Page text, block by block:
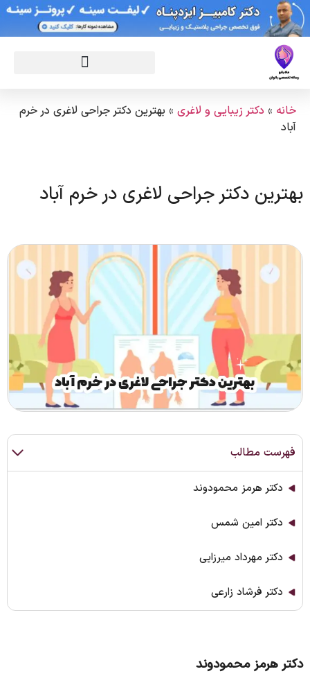
خانه » دکتر زیبایی و لاغری » بهترین دکتر جراحی لاغری در خرم
آباد
بهترین دکتر جراحی لاغری در خرم آباد
فهرست مطالب
دکتر هرمز محمودوند
دکتر امین شمس
دکتر مهرداد میرزایی
دکتر فرشاد زارعی
دکتر هرمز محمودوند